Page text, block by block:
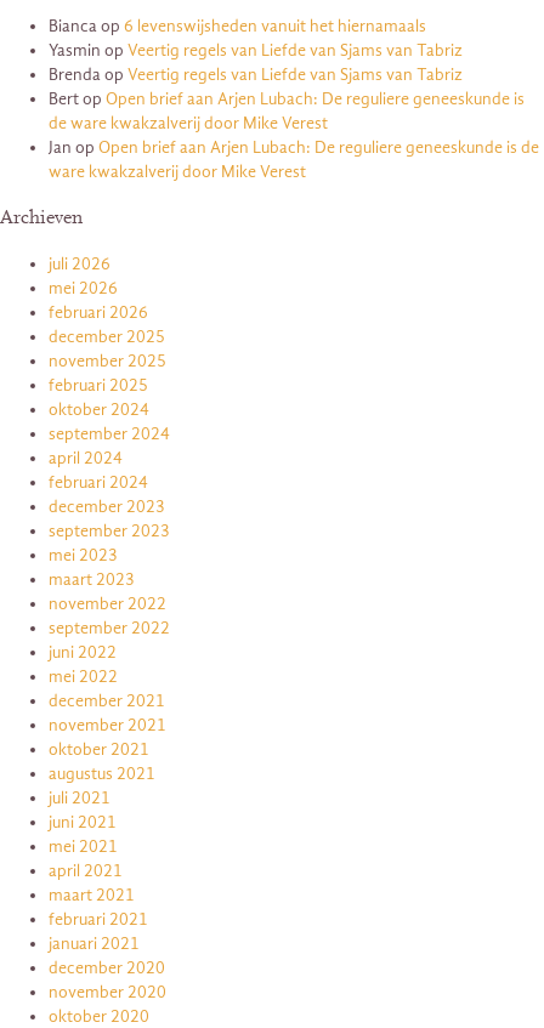
Biancaop 6 levenswijsheden vanuit het hiernamaals
Yasmin op Veertig regels van Liefde van Sjams van Tabriz
Brendaop Veertig regels van Liefde van Sjams van Tabriz
Bertop Open brief aan Arjen Lubach: De reguliere geneeskunde is
de ware kwakzalverij door Mike Verest
Jan op Open brief aan Arjen Lubach: De reguliere geneeskunde is de
ware kwakzalverij door Mike Verest
Archieven
juli 2026
mei 2026
februari 2026
december 2025
november 2025
februari 2025
oktober 2024
september 2024
april 2024
februari 2024
december 2023
september 2023
mei 2023
maart 2023
november 2022
september 2022
juni 2022
mei 2022
december 2021
november 2021
oktober 2021
augustus 2021
juli 2021
juni 2021
mei 2021
april 2021
maart 2021
februari 2021
januari 2021
december 2020
november 2020
oktober 2020